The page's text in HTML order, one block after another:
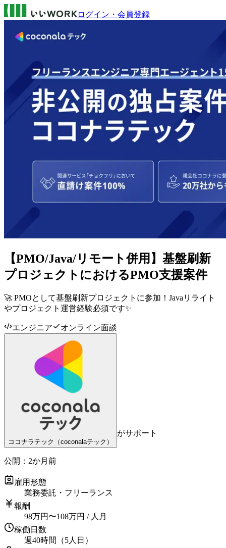
ログイン・会員登録
【PMO/Java/リモート併用】基盤刷新
プロジェクトにおけるPMO支援案件
🚀 PMOとして基盤刷新プロジェクトに参加！Javaリライト
やプロジェクト運営経験必須です✨
エンジニア オンライン面談
ココナラテック（coconalaテック）
がサポート
公開： 2か月前
雇用形態
業務委託・フリーランス
報酬
98万円 〜108万円 / 人月
稼働日数
週40時間（5人日）